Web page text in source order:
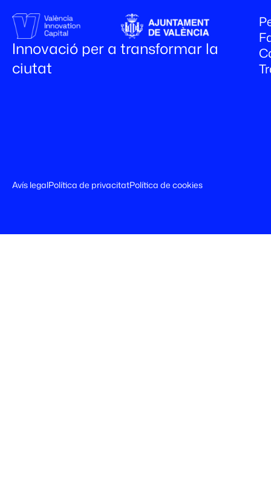
Innovació per a transformar la
ciutat
Avís legalPolítica de privacitatPolítica de cookies